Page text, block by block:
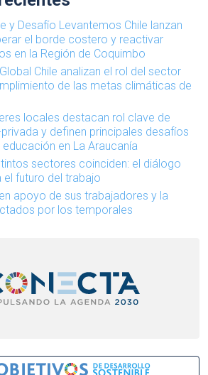
y Desafío Levantemos Chile lanzan
el borde costero y reactivar
en la Región de Coquimbo
Chile analizan el rol del sector
de las metas climáticas de
locales destacan rol clave de
y definen principales desafíos
en La Araucanía
sectores coinciden: el diálogo
el futuro del trabajo
apoyo de sus trabajadores y la
por los temporales